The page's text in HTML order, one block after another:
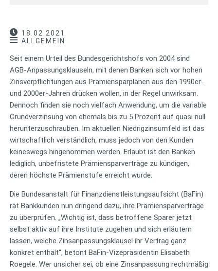
18.02.2021
ALLGEMEIN
Seit einem Urteil des Bundesgerichtshofs von 2004 sind
AGB-Anpassungsklauseln, mit denen Banken sich vor hohen
Zinsverpflichtungen aus Prämiensparplänen aus den 1990er-
und 2000er-Jahren drücken wollen, in der Regel unwirksam.
Dennoch finden sie noch vielfach Anwendung, um die variable
Grundverzinsung von ehemals bis zu 5 Prozent auf quasi null
herunterzuschrauben. Im aktuellen Niedrigzinsumfeld ist das
wirtschaftlich verständlich, muss jedoch von den Kunden
keineswegs hingenommen werden. Erlaubt ist den Banken
lediglich, unbefristete Prämiensparverträge zu kündigen,
deren höchste Prämienstufe erreicht wurde.
Die Bundesanstalt für Finanzdienstleistungsaufsicht (BaFin)
rät Bankkunden nun dringend dazu, ihre Prämiensparverträge
zu überprüfen. „Wichtig ist, dass betroffene Sparer jetzt
selbst aktiv auf ihre Institute zugehen und sich erläutern
lassen, welche Zinsanpassungsklausel ihr Vertrag ganz
konkret enthält“, betont BaFin-Vizepräsidentin Elisabeth
Roegele. Wer unsicher sei, ob eine Zinsanpassung rechtmäßig